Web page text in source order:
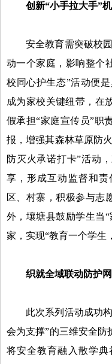
创新“小手拉大手”
安全教育需突破校
动一个家庭，影响整个
校同心护生态”活动便
成为家校关键纽带，在
假承担“家庭宣传员”职
报，增强其森林草原防
防灭火承诺打卡”活动
享，形成互动监督和
区、村寨，积极参与志
外，壤塘县鼓励学生当
家，实现“教育一个学生
织就全域联动防护
此次系列活动成功
会为支撑”的三维安全防
将安全教育融入散学